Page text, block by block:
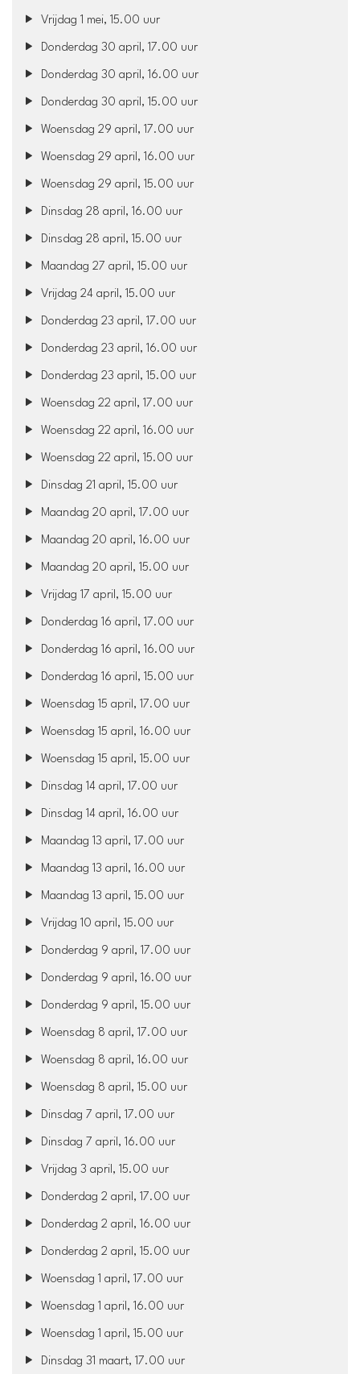
Vrijdag 1 mei, 15.00 uur
Donderdag 30 april, 17.00 uur
Donderdag 30 april, 16.00 uur
Donderdag 30 april, 15.00 uur
Woensdag 29 april, 17.00 uur
Woensdag 29 april, 16.00 uur
Woensdag 29 april, 15.00 uur
Dinsdag 28 april, 16.00 uur
Dinsdag 28 april, 15.00 uur
Maandag 27 april, 15.00 uur
Vrijdag 24 april, 15.00 uur
Donderdag 23 april, 17.00 uur
Donderdag 23 april, 16.00 uur
Donderdag 23 april, 15.00 uur
Woensdag 22 april, 17.00 uur
Woensdag 22 april, 16.00 uur
Woensdag 22 april, 15.00 uur
Dinsdag 21 april, 15.00 uur
Maandag 20 april, 17.00 uur
Maandag 20 april, 16.00 uur
Maandag 20 april, 15.00 uur
Vrijdag 17 april, 15.00 uur
Donderdag 16 april, 17.00 uur
Donderdag 16 april, 16.00 uur
Donderdag 16 april, 15.00 uur
Woensdag 15 april, 17.00 uur
Woensdag 15 april, 16.00 uur
Woensdag 15 april, 15.00 uur
Dinsdag 14 april, 17.00 uur
Dinsdag 14 april, 16.00 uur
Maandag 13 april, 17.00 uur
Maandag 13 april, 16.00 uur
Maandag 13 april, 15.00 uur
Vrijdag 10 april, 15.00 uur
Donderdag 9 april, 17.00 uur
Donderdag 9 april, 16.00 uur
Donderdag 9 april, 15.00 uur
Woensdag 8 april, 17.00 uur
Woensdag 8 april, 16.00 uur
Woensdag 8 april, 15.00 uur
Dinsdag 7 april, 17.00 uur
Dinsdag 7 april, 16.00 uur
Vrijdag 3 april, 15.00 uur
Donderdag 2 april, 17.00 uur
Donderdag 2 april, 16.00 uur
Donderdag 2 april, 15.00 uur
Woensdag 1 april, 17.00 uur
Woensdag 1 april, 16.00 uur
Woensdag 1 april, 15.00 uur
Dinsdag 31 maart, 17.00 uur